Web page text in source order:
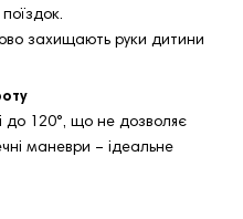
захищають руки дитини
до 120°, що не дозволяє
маневри – ідеальне